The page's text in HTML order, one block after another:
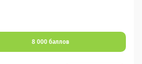
8 000 баллов